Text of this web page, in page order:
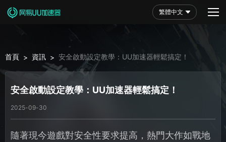
繁體中文
首頁 > 資訊 > 安全啟動設定教學：UU加速器輕鬆搞定！
安全啟動設定教學：UU加速器輕鬆搞定！
2025-09-30
隨著現今遊戲對安全性要求提高，熱門大作如戰地